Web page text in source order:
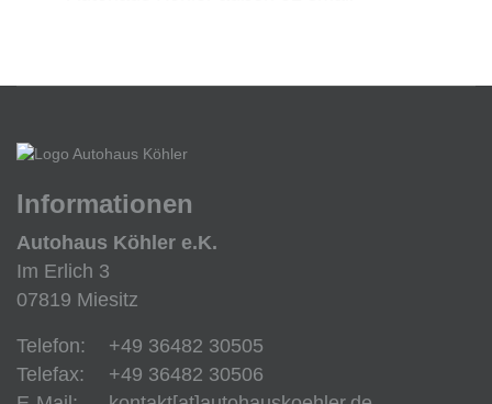
Informationen
Autohaus Köhler e.K.
Im Erlich 3
07819 Miesitz
Telefon:
+49 36482 30505
Telefax:
+49 36482 30506